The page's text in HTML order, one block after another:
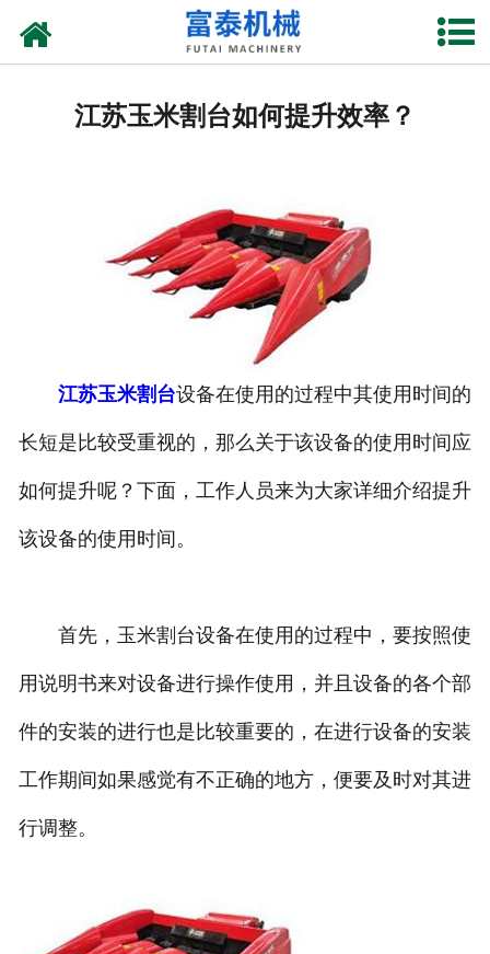
新闻中心
厂房设备
江苏玉米割台如何提升效率？
江苏玉米割台设备在使用的过程中其使用时间的
长短是比较受重视的，那么关于该设备的使用时间应
如何提升呢？下面，工作人员来为大家详细介绍提升
该设备的使用时间。
首先，玉米割台设备在使用的过程中，要按照使
用说明书来对设备进行操作使用，并且设备的各个部
件的安装的进行也是比较重要的，在进行设备的安装
工作期间如果感觉有不正确的地方，便要及时对其进
行调整。